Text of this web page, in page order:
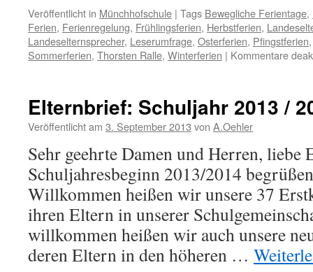
Veröffentlicht in Münchhofschule | Tags Bewegliche Ferientage,
Ferien, Ferienregelung, Frühlingsferien, Herbstferien,
Landeselternsprecher, Leserumfrage, Osterferien, Pfingstferien
Sommerferien, Thorsten Ralle, Winterferien | Kommentare
Elternbrief: Schuljahr 2013 /
Veröffentlicht am 3. September 2013 von A.Oehler
Sehr geehrte Damen und Herren, liebe
Schuljahresbeginn 2013/2014
Willkommen heißen wir unsere 37
ihren Eltern in unserer
willkommen heißen wir auch unsere
deren Eltern in den höheren …